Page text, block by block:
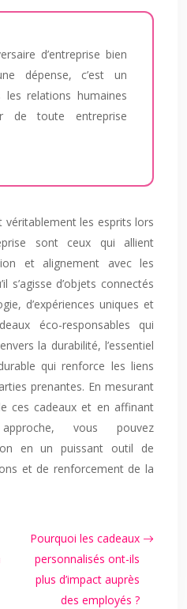
d’entreprise bien
dépense, c’est un
les relations humaines
toute entreprise
véritablement les esprits lors
sont ceux qui allient
et alignement avec les
s’agisse d’objets connectés
d’expériences uniques et
éco-responsables qui
la durabilité, l’essentiel
qui renforce les liens
prenantes. En mesurant
ces cadeaux et en affinant
vous pouvez
en un puissant outil de
et de renforcement de la
Pourquoi les cadeaux
personnalisés ont-ils
plus d’impact auprès
des employés ?